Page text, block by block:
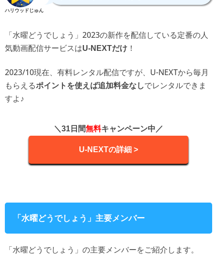
ハリウッドじゅん
「水曜どうでしょう」2023の新作を配信している定番の人
気動画配信サービスはU-NEXTだけ ！
2023/10現在、有料レンタル配信ですが、U-NEXTから毎月
もらえるポイントを使えば追加料金なしでレンタルできま
すよ♪
＼31日間無料キャンペーン中／
U-NEXTの詳細 >
「水曜どうでしょう」主要メンバー
「水曜どうでしょう」の主要メンバーをご紹介します。